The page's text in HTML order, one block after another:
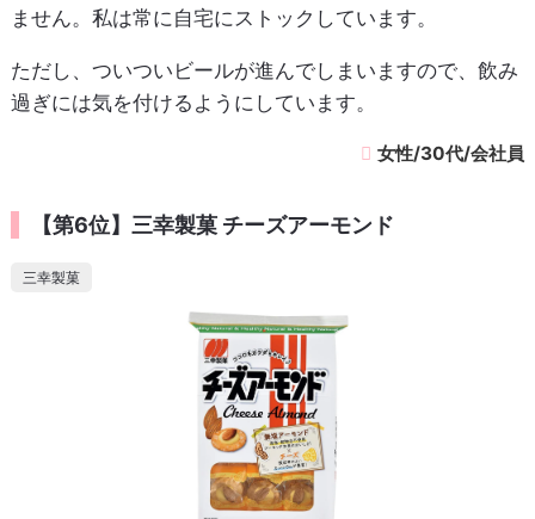
ません。私は常に自宅にストックしています。
ただし、ついついビールが進んでしまいますので、飲み
過ぎには気を付けるようにしています。
女性/30代/会社員
【第6位】三幸製菓 チーズアーモンド
三幸製菓